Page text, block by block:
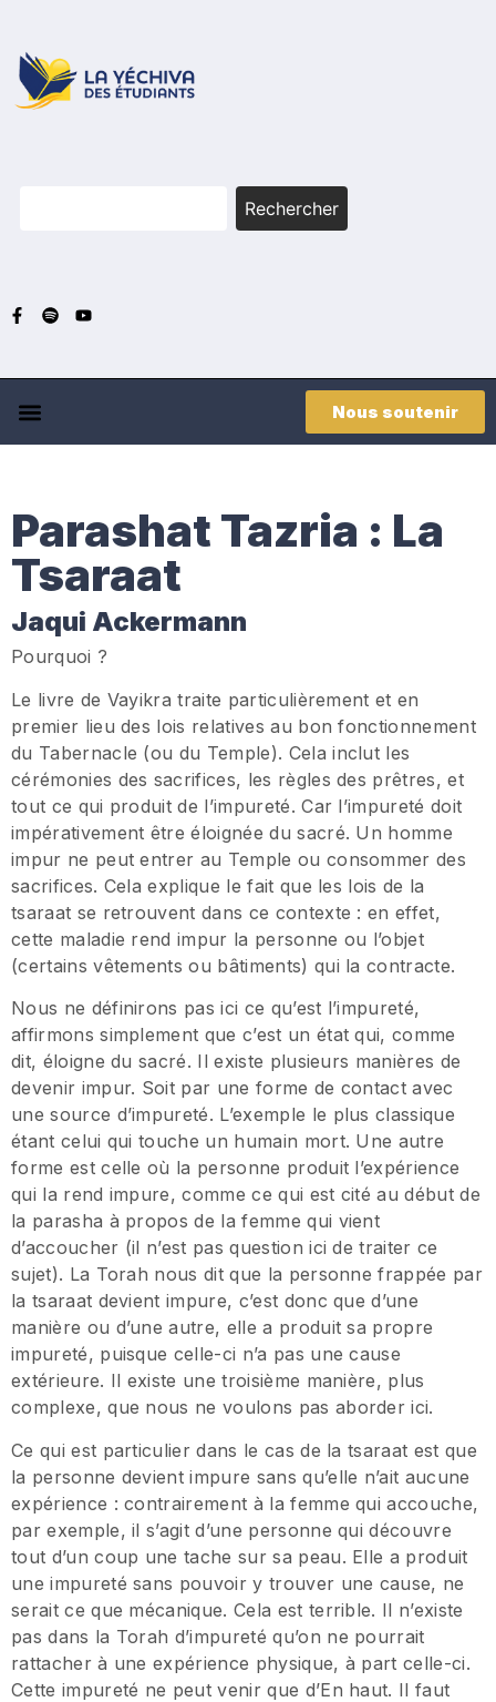
Rechercher
Nous soutenir
Parashat Tazria : La
Tsaraat
Jaqui Ackermann
Pourquoi ?
Le livre de Vayikra traite particulièrement et en
premier lieu des lois relatives au bon fonctionnement
du Tabernacle (ou du Temple). Cela inclut les
cérémonies des sacrifices, les règles des prêtres, et
tout ce qui produit de l’impureté. Car l’impureté doit
impérativement être éloignée du sacré. Un homme
impur ne peut entrer au Temple ou consommer des
sacrifices. Cela explique le fait que les lois de la
tsaraat se retrouvent dans ce contexte : en effet,
cette maladie rend impur la personne ou l’objet
(certains vêtements ou bâtiments) qui la contracte.
Nous ne définirons pas ici ce qu’est l’impureté,
affirmons simplement que c’est un état qui, comme
dit, éloigne du sacré. Il existe plusieurs manières de
devenir impur. Soit par une forme de contact avec
une source d’impureté. L’exemple le plus classique
étant celui qui touche un humain mort. Une autre
forme est celle où la personne produit l’expérience
qui la rend impure, comme ce qui est cité au début de
la parasha à propos de la femme qui vient
d’accoucher (il n’est pas question ici de traiter ce
sujet). La Torah nous dit que la personne frappée par
la tsaraat devient impure, c’est donc que d’une
manière ou d’une autre, elle a produit sa propre
impureté, puisque celle-ci n’a pas une cause
extérieure. Il existe une troisième manière, plus
complexe, que nous ne voulons pas aborder ici.
Ce qui est particulier dans le cas de la tsaraat est que
la personne devient impure sans qu’elle n’ait aucune
expérience : contrairement à la femme qui accouche,
par exemple, il s’agit d’une personne qui découvre
tout d’un coup une tache sur sa peau. Elle a produit
une impureté sans pouvoir y trouver une cause, ne
serait ce que mécanique. Cela est terrible. Il n’existe
pas dans la Torah d’impureté qu’on ne pourrait
rattacher à une expérience physique, à part celle-ci.
Cette impureté ne peut venir que d’En haut. Il faut